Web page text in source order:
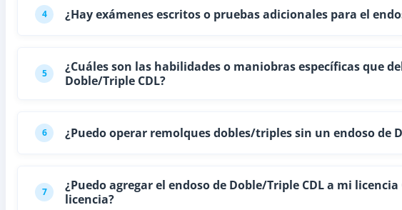
4 ¿Hay exámenes escritos o pruebas adicionales para el
5
¿Cuáles son las habilidades o maniobras específicas que
Doble/Triple CDL?
6 ¿Puedo operar remolques dobles/triples sin un endoso de
7
¿Puedo agregar el endoso de Doble/Triple CDL a mi
licencia?